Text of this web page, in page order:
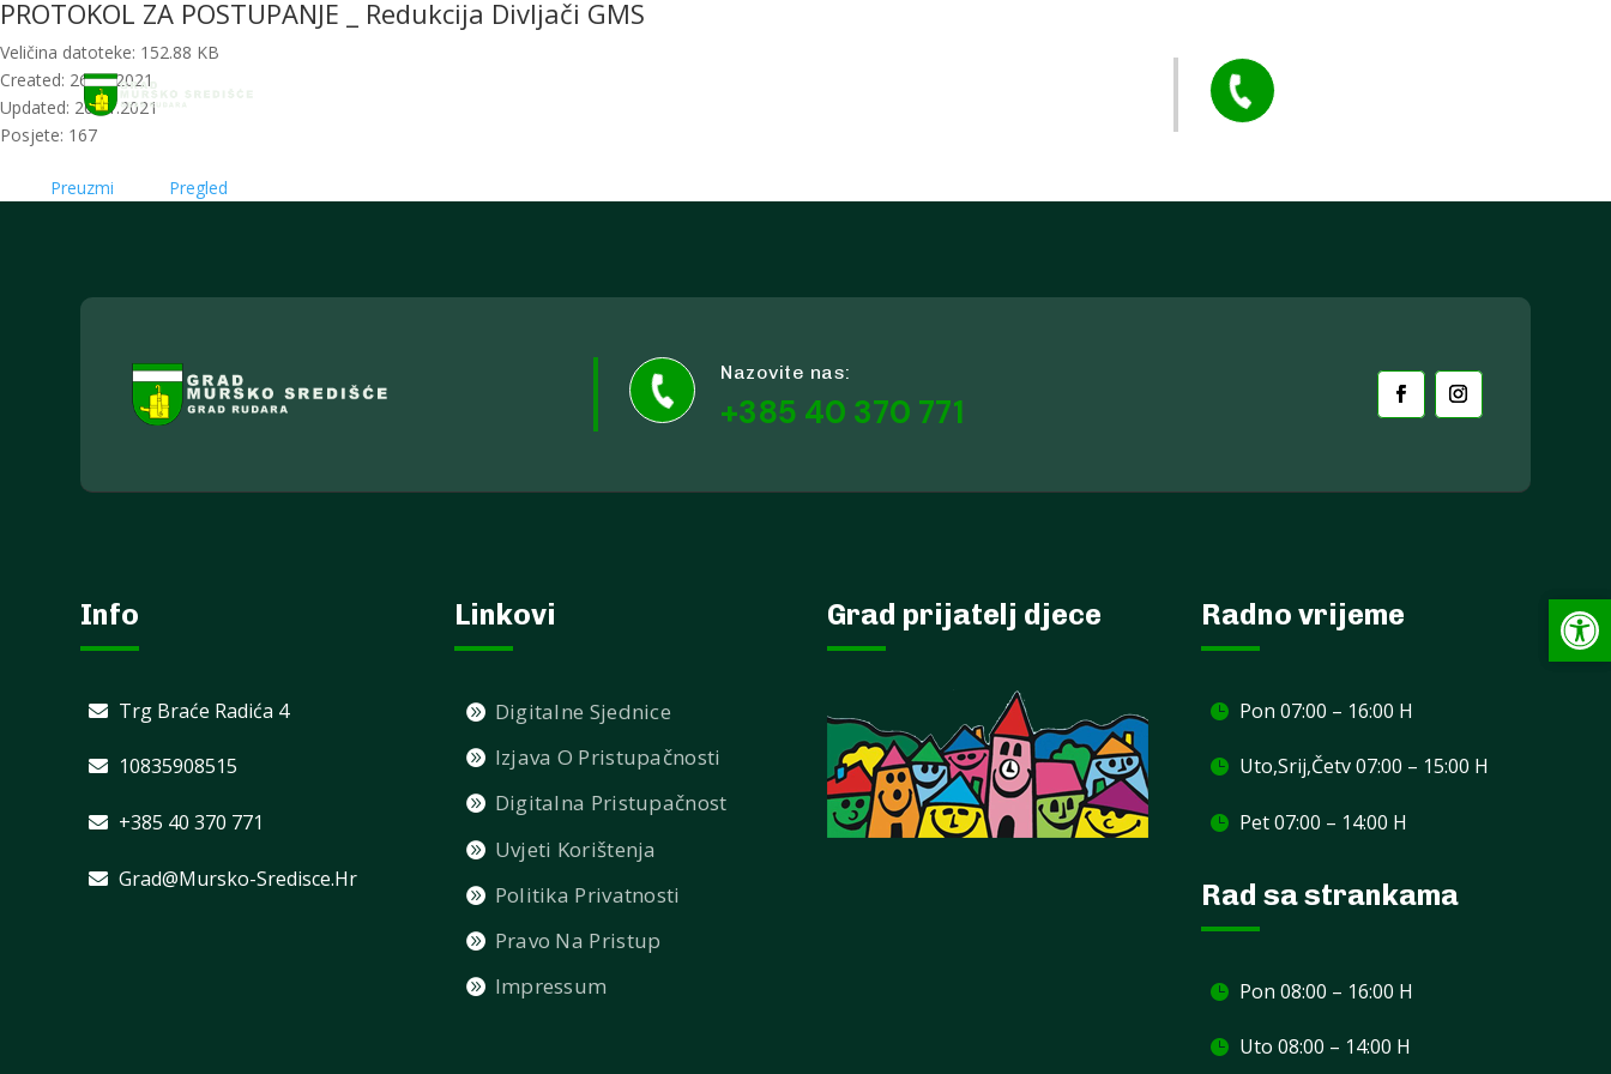

PROTOKOL ZA POSTUPANJE _ Redukcija Divljači GMS
Veličina datoteke: 152.88 KB
Created: 26.11.2021
Updated: 26.11.2021
Posjete: 167
Preuzmi Pregled

Nazovite nas:
+385 40 370 771
Info
Trg Braće Radića 4
10835908515
+385 40 370 771
Grad@mursko-Sredisce.hr
Linkovi
Digitalne Sjednice
Izjava O Pristupačnosti
Digitalna Pristupačnost
Uvjeti Korištenja
Politika Privatnosti
Pravo Na Pristup
Impressum
Grad prijatelj djece Radno vrijeme
Pon 07:00 – 16:00 H
Uto,Srij,Četv 07:00 – 15:00 H
Pet 07:00 – 14:00 H
Rad sa strankama
Pon 08:00 – 16:00 H
Uto 08:00 – 14:00 H